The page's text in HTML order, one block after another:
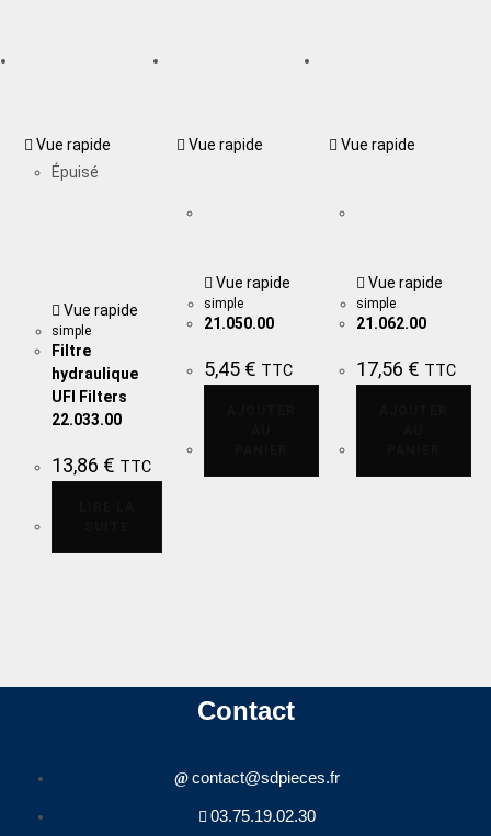
Vue rapide
Épuisé
Vue rapide
simple
Filtre
hydraulique
UFI Filters
22.033.00
13,86 € TTC
Vue rapide
Vue rapide
simple
21.050.00
5,45 € TTC
Vue rapide
Vue rapide
simple
21.062.00
17,56 € TTC
Contact
contact@sdpieces.fr
03.75.19.02.30